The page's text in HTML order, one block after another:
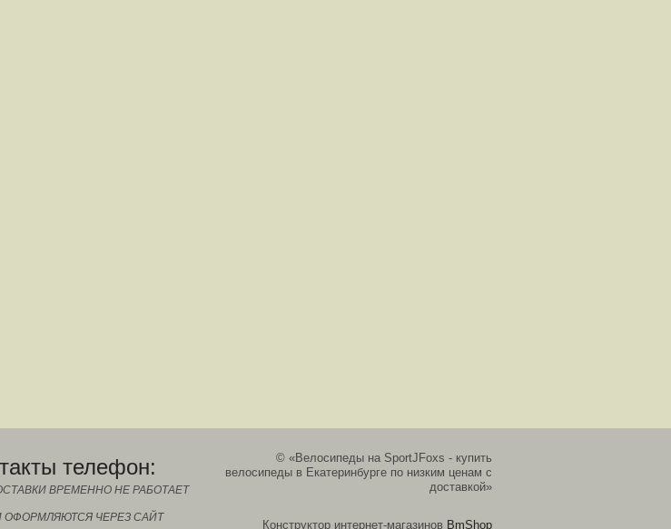
© «Велосипеды на SportJFoxs - купить
велосипеды в Екатеринбурге по низким ценам с
доставкой»
Конструктор интернет-магазинов BmShop
телефон:
ВРЕМЕННО НЕ РАБОТАЕТ
ОФОРМЛЯЮТСЯ ЧЕРЕЗ САЙТ